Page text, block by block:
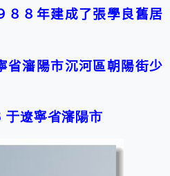
８８年建成了張學良舊居
省瀋陽市沉河區朝陽街少
于遼寧省瀋陽市